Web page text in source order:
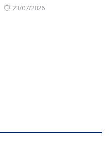
Posted
23/07/2026